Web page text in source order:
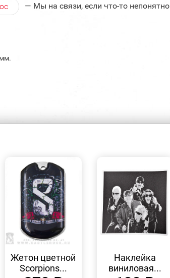
— Мы на связи, если что-то непонятно
Жетон цветной
Scorpions...
ПРОСМОТР
Наклейка
виниловая...